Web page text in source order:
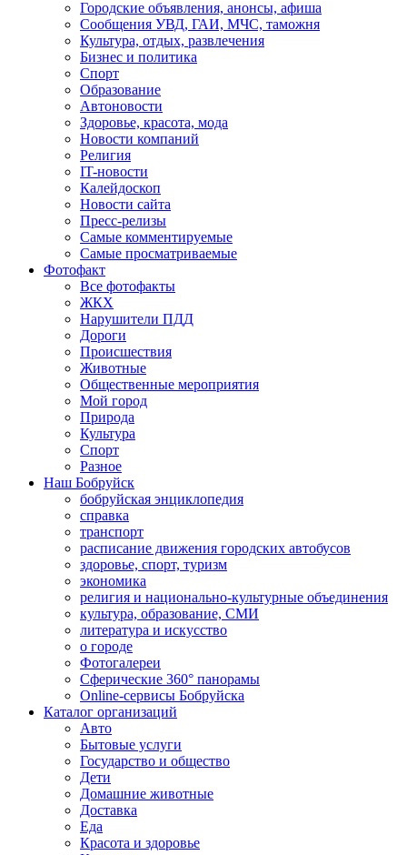
Городские объявления, анонсы, афиша
Сообщения УВД, ГАИ, МЧС, таможня
Культура, отдых, развлечения
Бизнес и политика
Спорт
Образование
Автоновости
Здоровье, красота, мода
Новости компаний
Религия
IT-новости
Калейдоскоп
Новости сайта
Пресс-релизы
Самые комментируемые
Самые просматриваемые
Фотофакт
Все фотофакты
ЖКХ
Нарушители ПДД
Дороги
Происшествия
Животные
Общественные мероприятия
Мой город
Природа
Культура
Спорт
Разное
Наш Бобруйск
бобруйская энциклопедия
справка
транспорт
расписание движения городских автобусов
здоровье, спорт, туризм
экономика
религия и национально-культурные объединения
культура, образование, СМИ
литература и искусство
о городе
Фотогалереи
Сферические 360° панорамы
Online-сервисы Бобруйска
Каталог организаций
Авто
Бытовые услуги
Государство и общество
Дети
Домашние животные
Доставка
Еда
Красота и здоровье